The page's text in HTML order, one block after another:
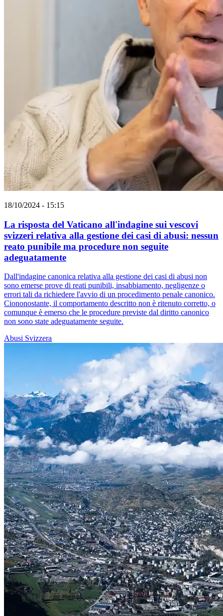
18/10/2024 - 15:15
La risposta del Vaticano all'indagine sui vescovi
svizzeri relativa alla gestione dei casi di abusi: nessun
reato punibile ma procedure non seguite
adeguatamente
Dall'indagine canonica relativa alla gestione dei casi di abusi non
sono emerse prove di reati punibili, insabbiamento, negligenze o
errori tali da richiedere l'avvio di un procedimento penale canonico.
Ciononostante, il comportamento descritto non è ritenuto corretto, o
comunque è emerso che le procedure previste dal diritto canonico
non sono state adeguatamente seguite.
Abusi Svizzera